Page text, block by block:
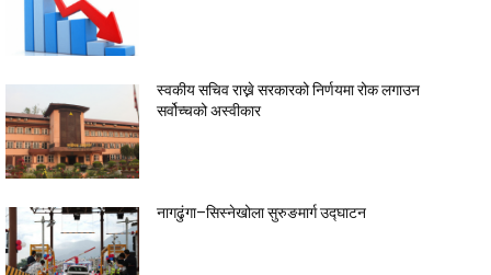
स्वकीय सचिव राख्ने सरकारको निर्णयमा रोक लगाउन
सर्वोच्चको अस्वीकार
नागढुंगा–सिस्नेखोला सुरुङमार्ग उद्घाटन